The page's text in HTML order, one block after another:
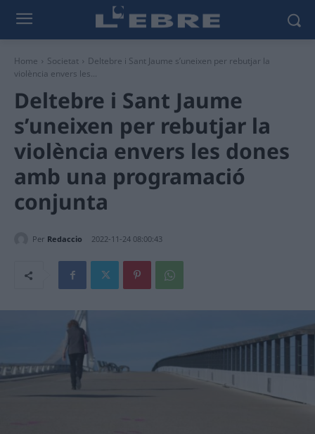
Home Societat
Deltebre i Sant Jaume s’uneixen per rebutjar la
violència envers les...
Deltebre i Sant Jaume
s’uneixen per rebutjar la
violència envers les dones
amb una programació
conjunta
Per Redaccio 2022-11-24 08:00:43